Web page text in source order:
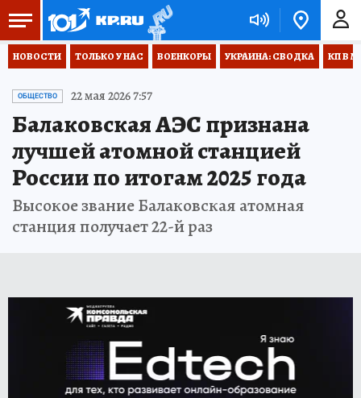
НОВОСТИ ТОЛЬКО У НАС ВОЕНКОРЫ УКРАИНА: СВОДКА КП В
ОБЩЕСТВО 22 мая 2026 7:57
Балаковская АЭС признана
лучшей атомной станцией
России по итогам 2025 года
Высокое звание Балаковская атомная
станция получает 22-й раз